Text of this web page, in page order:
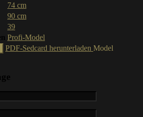
74 cm
90 cm
39
Profi-Model
PDF-Sedcard herunterladen Model